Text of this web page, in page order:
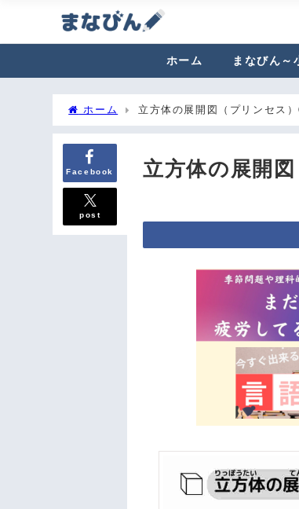
ホーム まなびん～
ホーム 立方体の展開図（プリンセス
Facebook
post
立方体の展開